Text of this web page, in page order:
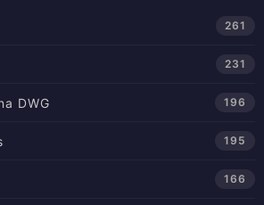
261
231
DWG 196
195
166